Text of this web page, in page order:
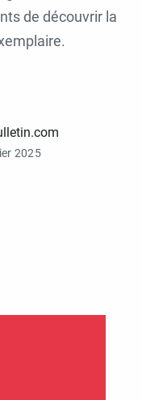
de découvrir la
2025